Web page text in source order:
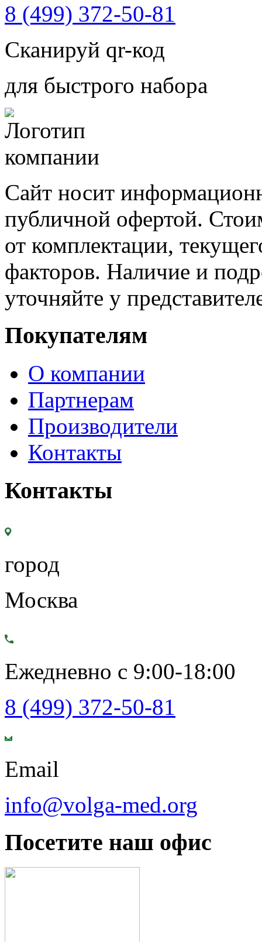
8 (499) 372-50-81
Сканируй qr-код
для быстрого набора
Сайт носит
публичной офертой.
от комплектации,
факторов. Наличие и
уточняйте у
Покупателям
О компании
Партнерам
Производители
Контакты
Контакты
город
Москва
Ежедневно с 9:00-18:00
8 (499) 372-50-81
Email
info@volga-med.org
Посетите наш офис